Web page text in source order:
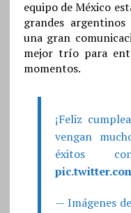
equipo de México
grandes
una gran
mejor trío para
momentos.
¡Feliz
vengan
éxitos
— Imágenes